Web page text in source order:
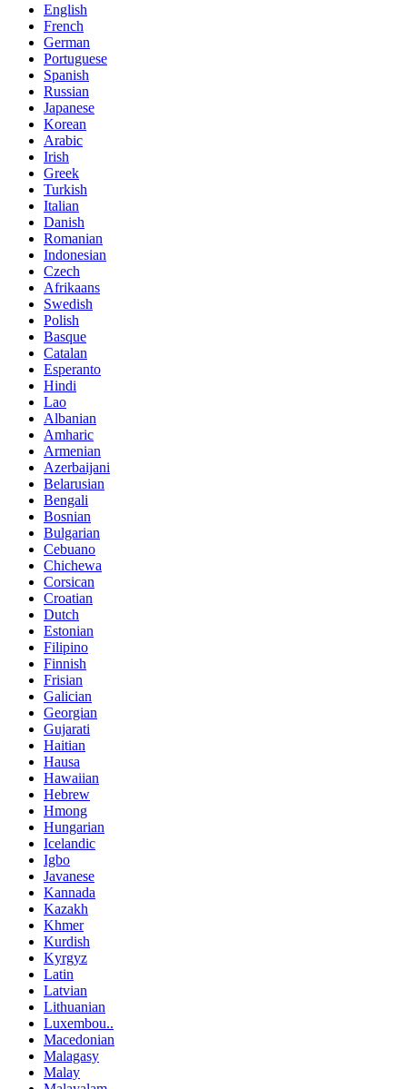
English
French
German
Portuguese
Spanish
Russian
Japanese
Korean
Arabic
Irish
Greek
Turkish
Italian
Danish
Romanian
Indonesian
Czech
Afrikaans
Swedish
Polish
Basque
Catalan
Esperanto
Hindi
Lao
Albanian
Amharic
Armenian
Azerbaijani
Belarusian
Bengali
Bosnian
Bulgarian
Cebuano
Chichewa
Corsican
Croatian
Dutch
Estonian
Filipino
Finnish
Frisian
Galician
Georgian
Gujarati
Haitian
Hausa
Hawaiian
Hebrew
Hmong
Hungarian
Icelandic
Igbo
Javanese
Kannada
Kazakh
Khmer
Kurdish
Kyrgyz
Latin
Latvian
Lithuanian
Luxembou..
Macedonian
Malagasy
Malay